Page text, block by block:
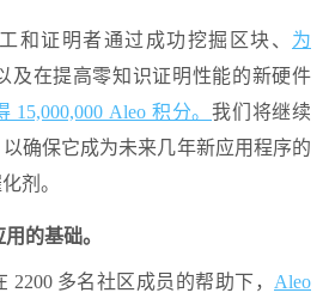
和证明者通过成功挖掘区块、 为
及在提高零知识证明性能的新硬件
15,000,000 Aleo 积分。 我们将继续
确保它成为未来几年新应用程序的
剂。
的基础。
2200 多名社区成员的帮助下， Aleo